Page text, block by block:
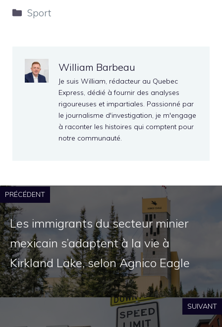
Catégories
Sport
William Barbeau
Je suis William, rédacteur au Quebec
Express, dédié à fournir des analyses
rigoureuses et impartiales. Passionné par
le journalisme d'investigation, je m'engage
à raconter les histoires qui comptent pour
notre communauté.
PRÉCÉDENT
Les immigrants du secteur minier
mexicain s’adaptent à la vie à
Kirkland Lake, selon Agnico Eagle
SUIVANT